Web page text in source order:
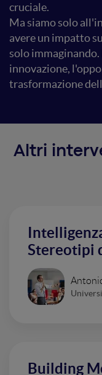
cruciale.
Ma siamo solo
avere un impatto
solo
innovazione,
trasformazione
Altri
Stereotipi
Building